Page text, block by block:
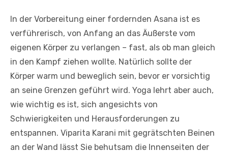
In der Vorbereitung einer fordernden Asana ist es
verführerisch, von Anfang an das Äußerste vom
eigenen Körper zu verlangen – fast, als ob man gleich
in den Kampf ziehen wollte. Natürlich sollte der
Körper warm und beweglich sein, bevor er vorsichtig
an seine Grenzen geführt wird. Yoga lehrt aber auch,
wie wichtig es ist, sich angesichts von
Schwierigkeiten und Herausforderungen zu
entspannen. Viparita Karani mit gegrätschten Beinen
an der Wand lässt Sie behutsam die Innenseiten der